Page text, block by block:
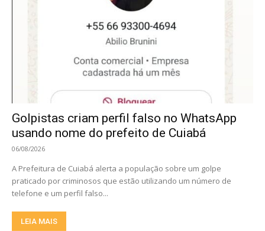
Golpistas criam perfil falso no WhatsApp
usando nome do prefeito de Cuiabá
06/08/2026
A Prefeitura de Cuiabá alerta a população sobre um golpe
praticado por criminosos que estão utilizando um número de
telefone e um perfil falso...
LEIA MAIS